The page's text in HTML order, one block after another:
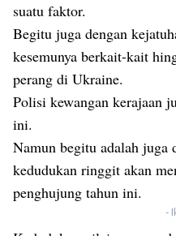
suatu faktor.
Begitu juga dengan
kesemunya berkait-kait
perang di Ukraine.
Polisi kewangan kerajaan
ini.
Namun begitu adalah juga
kedudukan ringgit akan
penghujung tahun ini.
-